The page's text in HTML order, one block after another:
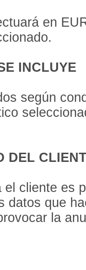
en
INCLUYE
según
DEL
cliente es
datos que
la